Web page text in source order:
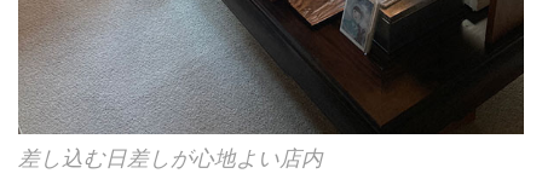
差し込む日差しが心地よい店内